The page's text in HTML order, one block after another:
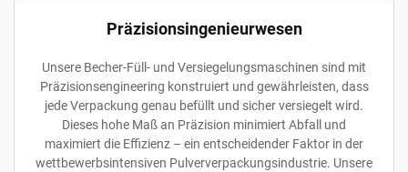
Präzisionsingenieurwesen
Unsere Becher-Füll- und Versiegelungsmaschinen sind mit
Präzisionsengineering konstruiert und gewährleisten, dass
jede Verpackung genau befüllt und sicher versiegelt wird.
Dieses hohe Maß an Präzision minimiert Abfall und
maximiert die Effizienz – ein entscheidender Faktor in der
wettbewerbsintensiven Pulververpackungsindustrie. Unsere